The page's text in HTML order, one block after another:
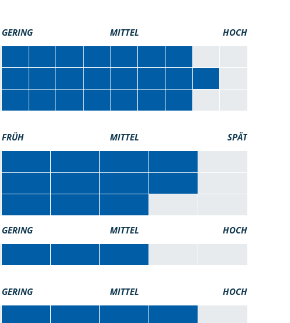
GERING MITTEL HOCH
FRÜH MITTEL SPÄT
GERING MITTEL HOCH
GERING MITTEL HOCH